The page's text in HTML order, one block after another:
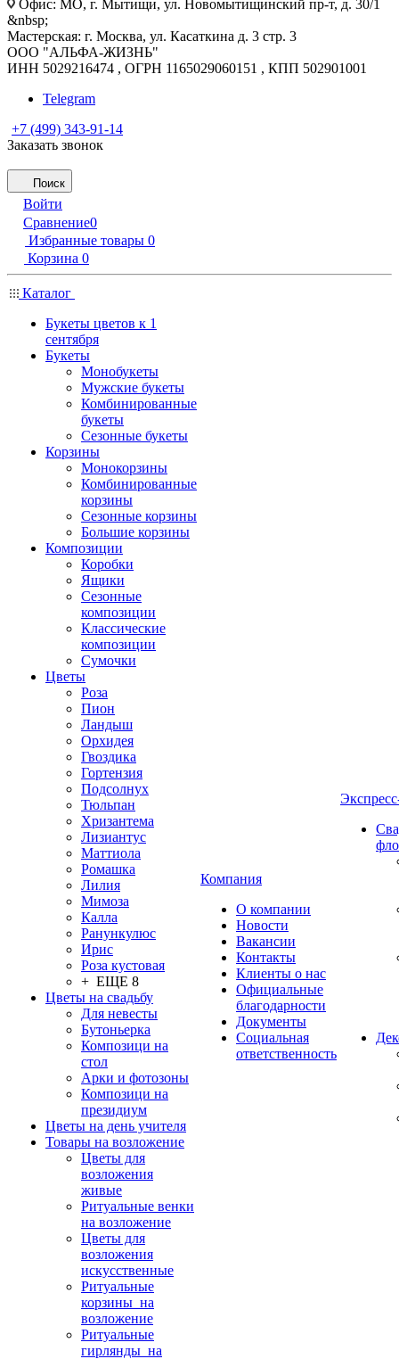
Офис: МО, г. Мытищи, ул. Новомытищинский пр-т, д. 30/1
&nbsp;
Мастерская: г. Москва, ул. Касаткина д. 3 стр. 3
ООО "АЛЬФА-ЖИЗНЬ"
ИНН 5029216474 , ОГРН 1165029060151 , КПП 502901001
Telegram
+7 (499) 343-91-14
Заказать звонок
Поиск
Войти
Сравнение0
Избранные товары 0
Корзина 0
Каталог
Букеты цветов к 1
сентября
Букеты
Монобукеты
Мужские букеты
Комбинированные
букеты
Сезонные букеты
Корзины
Монокорзины
Комбинированные
корзины
Сезонные корзины
Большие корзины
Композиции
Коробки
Ящики
Сезонные
композиции
Классические
композиции
Сумочки
Цветы
Роза
Пион
Ландыш
Орхидея
Гвоздика
Гортензия
Подсолнух
Тюльпан
Хризантема
Лизиантус
Маттиола
Ромашка
Лилия
Мимоза
Калла
Ранункулюс
Ирис
Роза кустовая
+ ЕЩЕ 8
Цветы на свадьбу
Для невесты
Бутоньерка
Композици на
стол
Арки и фотозоны
Композици на
президиум
Цветы на день учителя
Товары на возложение
Цветы для
возложения
живые
Ритуальные венки
на возложение
Цветы для
возложения
искусственные
Ритуальные
корзины на
возложение
Ритуальные
гирлянды на
Компания
О компании
Новости
Вакансии
Контакты
Клиенты о нас
Официальные
благодарности
Документы
Социальная
ответственность